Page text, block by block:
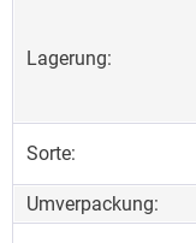
Lagerung:
Sorte:
Umverpackung: